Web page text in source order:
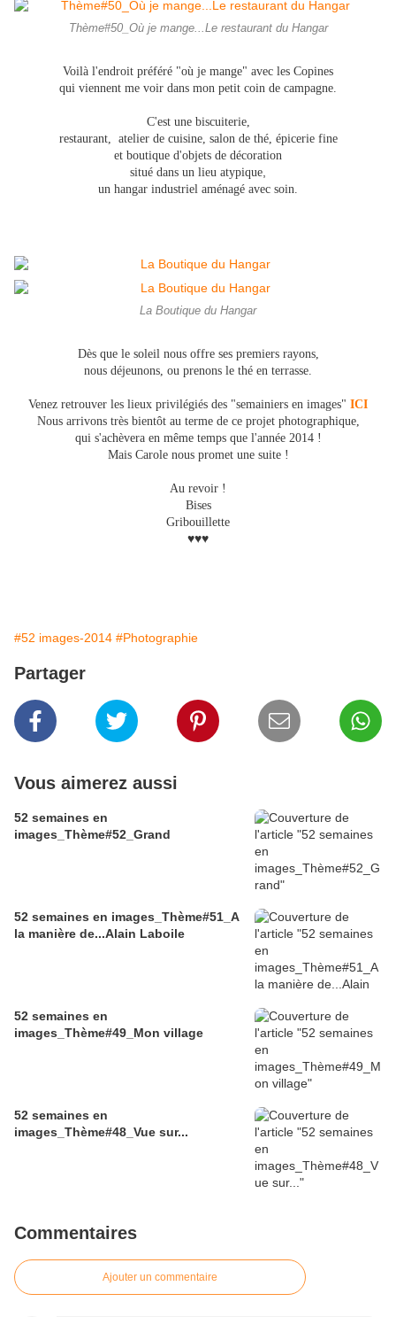
Thème#50_Où je mange...Le restaurant du Hangar
Voilà l'endroit préféré "où je mange" avec les Copines
qui viennent me voir dans mon petit coin de campagne.
C'est une biscuiterie,
restaurant, atelier de cuisine, salon de thé, épicerie fine
et boutique d'objets de décoration
situé dans un lieu atypique
un hangar industriel aménagé avec soin.
La Boutique du Hangar
Dès que le soleil nous offre ses premiers rayons,
nous déjeunons, ou prenons le thé en terrasse.
Venez retrouver les lieux privilégiés des "semainiers en images" ICI
Nous arrivons très bientôt au terme de ce projet photographique,
qui s'achèvera en même temps que l'année 2014 !
Mais Carole nous promet une suite !
Au revoir !
Bises
Gribouillette
♥♥♥
#52 images-2014 #Photographie
Partager
Vous aimerez aussi
52 semaines en
images_Thème#52_Grand
52 semaines en images_Thème#51_A
la manière de...Alain Laboile
52 semaines en
images_Thème#49_Mon village
52 semaines en
images_Thème#48_Vue sur...
Commentaires
Ajouter un commentaire